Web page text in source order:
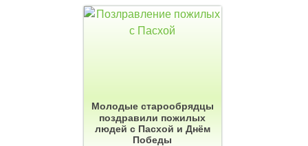
Молодые старообрядцы
поздравили пожилых
людей с Пасхой и Днём
Победы